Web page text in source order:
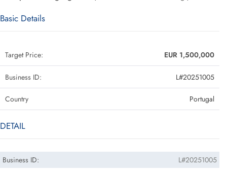
Basic Details
Target Price: EUR 1,500,000
Business ID: L#20251005
Country Portugal
DETAIL
Business ID:
L#20251005